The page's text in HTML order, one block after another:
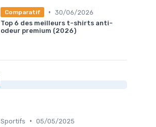
Comparatif • 30/06/2026
Top 6 des meilleurs t-shirts anti-
odeur premium (2026)
Sportifs • 05/05/2025